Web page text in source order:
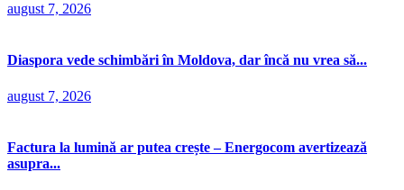
august 7, 2026
Diaspora vede schimbări în Moldova, dar încă nu vrea să...
august 7, 2026
Factura la lumină ar putea crește – Energocom avertizează
asupra...